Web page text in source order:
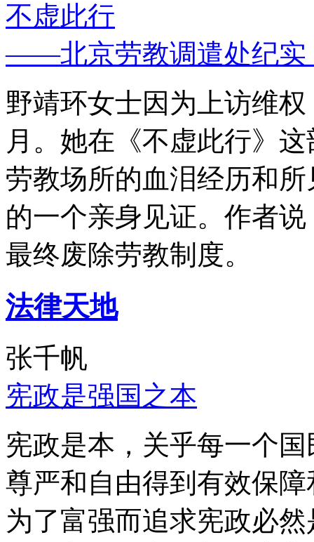
不虚此行
——北京劳教调遣处纪实
野靖环女士因为上访维
月。她在《不虚此行》
劳教场所的血泪经历和
的一个亲身见证。作者
最终废除劳教制度。
法律天地
张千帆
宪政是强国之本
宪政是本，关乎每一个
尊严和自由得到有效保
为了富强而追求宪政必